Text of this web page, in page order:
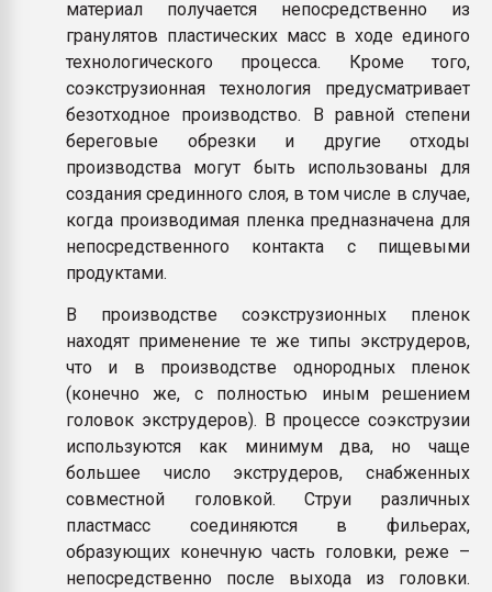
материал получается непосредственно из
гранулятов пластических масс в ходе единого
технологического процесса. Кроме того,
соэкструзионная технология предусматривает
безотходное производство. В равной степени
береговые обрезки и другие отходы
производства могут быть использованы для
создания срединного слоя, в том числе в случае,
когда производимая пленка предназначена для
непосредственного контакта с пищевыми
продуктами.
В производстве соэкструзионных пленок
находят применение те же типы экструдеров,
что и в производстве однородных пленок
(конечно же, с полностью иным решением
головок экструдеров). В процессе соэкструзии
используются как минимум два, но чаще
большее число экструдеров, снабженных
совместной головкой. Струи различных
пластмасс соединяются в фильерах,
образующих конечную часть головки, реже –
непосредственно после выхода из головки.